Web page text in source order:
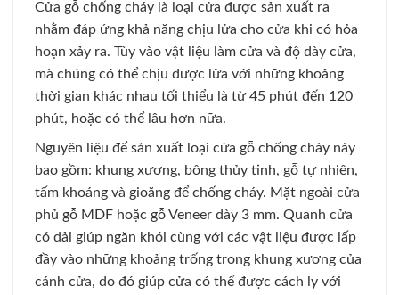
Cửa gỗ chống cháy là loại cửa được sản xuất ra
nhằm đáp ứng khả năng chịu lửa cho cửa khi có hỏa
hoạn xảy ra. Tùy vào vật liệu làm cửa và độ dày cửa,
mà chúng có thể chịu được lửa với những khoảng
thời gian khác nhau tối thiểu là từ 45 phút đến 120
phút, hoặc có thể lâu hơn nữa.
Nguyên liệu để sản xuất loại cửa gỗ chống cháy này
bao gồm: khung xương, bông thủy tinh, gỗ tự nhiên,
tấm khoáng và gioăng để chống cháy. Mặt ngoài cửa
phủ gỗ MDF hoặc gỗ Veneer dày 3 mm. Quanh cửa
có dải giúp ngăn khói cùng với các vật liệu được lấp
đầy vào những khoảng trống trong khung xương của
cánh cửa, do đó giúp cửa có thể được cách ly với